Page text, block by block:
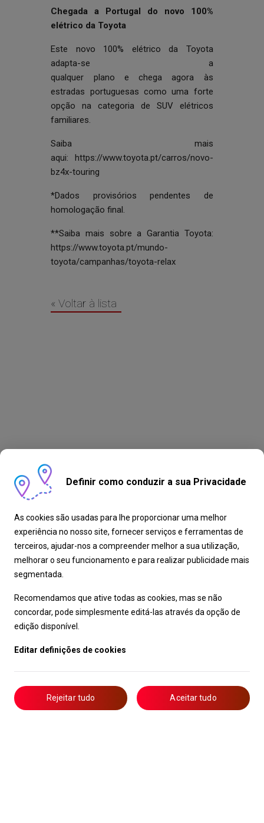
Chegada a Portugal do novo 100%
elétrico da Toyota
Este novo 100% elétrico da Toyota
adapta-se a
qualquer plano e chega agora às
estradas portuguesas como uma forte
opção na categoria de SUV elétricos
familiares.
Saiba mais
aqui: https://www.toyota.pt/carros/novo-
bz4x-touring
*Dados provisórios pendentes de
homologação final.
**Saiba mais sobre a Garantia Toyota:
https://www.toyota.pt/mundo-
toyota/campanhas/toyota-relax
« Voltar à lista
Definir como conduzir a sua Privacidade
As cookies são usadas para lhe proporcionar uma melhor
experiência no nosso site, fornecer serviços e ferramentas de
terceiros, ajudar-nos a compreender melhor a sua utilização,
melhorar o seu funcionamento e para realizar publicidade mais
segmentada.
Recomendamos que ative todas as cookies, mas se não
concordar, pode simplesmente editá-las através da opção de
edição disponível.
Editar definições de cookies
Rejeitar tudo Aceitar tudo